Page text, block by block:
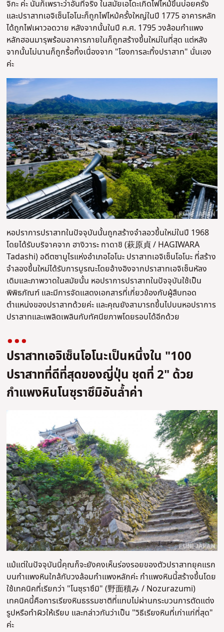
จิกะ ค่ะ นั่นก็เพราะว่าอันทีจริง ในสมัยเอโดะเกิดไฟไหม้ขึ้นบ่อยครั้ง
และปราสาทเอจิเซ็นโอโนะก็ถูกไฟไหม้ครั้งใหญ่ในปี 1775 อาคารหลัก
ได้ถูกไฟเผาวอดวาย หลังจากนั้นในปี ค.ศ. 1795 วงล้อมกำแพง
หลักฮอนมารุพร้อมอาคารภายในก็ถูกสร้างขึ้นใหม่ในที่สุด แต่หลัง
จากนั้นไม่นานก็ถูกรื้อทิ้งเนื่องจาก "โองการละทิ้งปราสาท" นั่นเอง
ค่ะ
หอปราการปราสาทในปัจจุบันนั้นถูกสร้างจำลอวขึ้นใหม่ในปี 1968
โดยได้รับบริจาคจาก ฮางิวาระ ทาดาชิ (萩原貞 / HAGIWARA
Tadashi) อดีตซามูไรแห่งอำเภอโอโนะ ปราสาทเอจิเซ็นโอโนะ ที่สร้าง
จำลองขึ้นใหม่ได้รับการบูรณะโดยอ้างอิงจากปราสาทเอจิเซ็นหัลง
เดิมและภาพวาดในสมัยนั้น หอปราการปราสาทในปัจจุบันใช้เป็น
พิพิธภัณฑ์ และมีการจัดแสดงเอกสารที่เกี่ยวข้องกับผู้สืบทอด
ตำแหน่งของปราสาทด้วยค่ะ และคุณยังสามารถขึ้นไปบนหอปราการ
ปราสาทและเพลิดเพลินกับทัศนียภาพโดยรอบได้อีกด้วย
ปราสาทเอจิเซ็นโอโนะเป็นหนึ่งใน "100
ปราสาทที่ดีที่สุดของญี่ปุ่น ชุดที่ 2" ด้วย
กำแพงหินโนซุราซึมิอันล้ำค่า
แม้แต่ในปัจจุบันนี้คุณก็จะยังคงเห็นร่องรอยของตัวปราสาทยุคแรก
บนกำแพงหินใกล้กับวงล้อมกำแพงหลักค่ะ กำแพงหินนี้สร้างขึ้นโดย
ใช้เทคนิคที่เรียกว่า "โนซุราซึมิ" (野面積み / Nozurazumi)
เทคนิคนี้คือการเรียงหินธรรมชาติที่แทบไม่ผ่านกระบวนการตัดแต่ง
รูปหรือทำผิวให้เรียบ และกล่าวกันว่าเป็น "วิธีเรียงหินที่เก่าแก่ที่สุด"
ค่ะ